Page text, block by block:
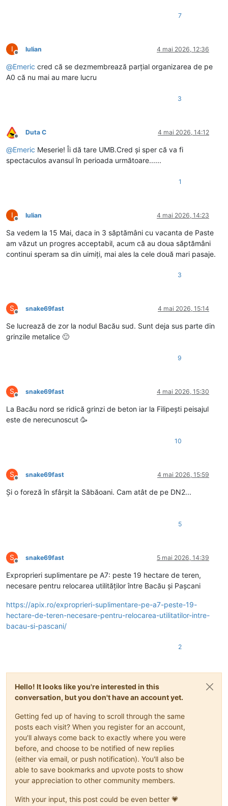
7
I
Deconectat
Iulian 4 mai 2026, 12:36
@Emeric cred că se dezmembrează parțial organizarea de pe
A0 că nu mai au mare lucru
3
Deconectat
Duta C 4 mai 2026, 14:12
@Emeric Meserie! Îi dă tare UMB.Cred și sper că va fi
spectaculos avansul în perioada următoare......
1
I
Deconectat
Iulian 4 mai 2026, 14:23
Sa vedem la 15 Mai, daca in 3 săptămâni cu vacanta de Paste
am văzut un progres acceptabil, acum că au doua săptămâni
continui speram sa din uimiți, mai ales la cele două mari pasaje.
3
S
Deconectat
snake69fast 4 mai 2026, 15:14
Se lucrează de zor la nodul Bacău sud. Sunt deja sus parte din
grinzile metalice 🙂
9
S
Deconectat
snake69fast 4 mai 2026, 15:30
La Bacău nord se ridică grinzi de beton iar la Filipești peisajul
este de nerecunoscut 🥳
10
S
Deconectat
snake69fast 4 mai 2026, 15:59
Și o foreză în sfârșit la Săbăoani. Cam atât de pe DN2...
5
S
Deconectat
snake69fast 5 mai 2026, 14:39
Exproprieri suplimentare pe A7: peste 19 hectare de teren,
necesare pentru relocarea utilităților între Bacău și Pașcani
https://apix.ro/exproprieri-suplimentare-pe-a7-peste-19-
hectare-de-teren-necesare-pentru-relocarea-utilitatilor-intre-
bacau-si-pascani/
2
Hello! It looks like you're interested in this
conversation, but you don't have an account yet.
Getting fed up of having to scroll through the same
posts each visit? When you register for an account,
you'll always come back to exactly where you were
before, and choose to be notified of new replies
(either via email, or push notification). You'll also be
able to save bookmarks and upvote posts to show
your appreciation to other community members.
With your input, this post could be even better 💗